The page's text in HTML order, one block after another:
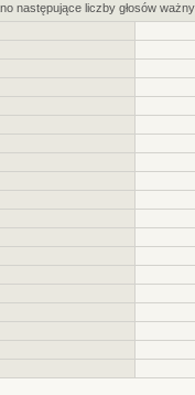
następujące liczby głosów